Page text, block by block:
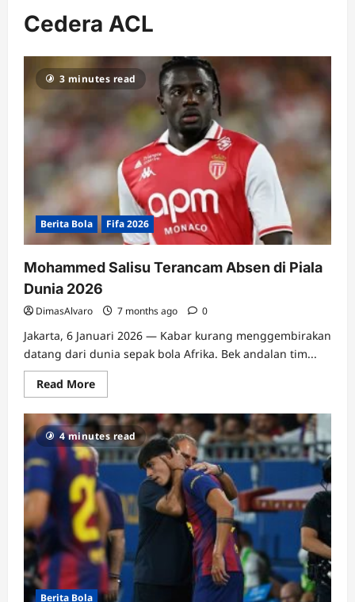
Cedera ACL
3 minutes read
Berita Bola Fifa 2026
Mohammed Salisu Terancam Absen di Piala
Dunia 2026
DimasAlvaro 7 months ago 0
Jakarta, 6 Januari 2026 — Kabar kurang menggembirakan
datang dari dunia sepak bola Afrika. Bek andalan tim...
Read MoreRead
more
Mohammed
Salisu
Terancam
Absen
di
Piala
Dunia
2026
4 minutes read
Berita Bola